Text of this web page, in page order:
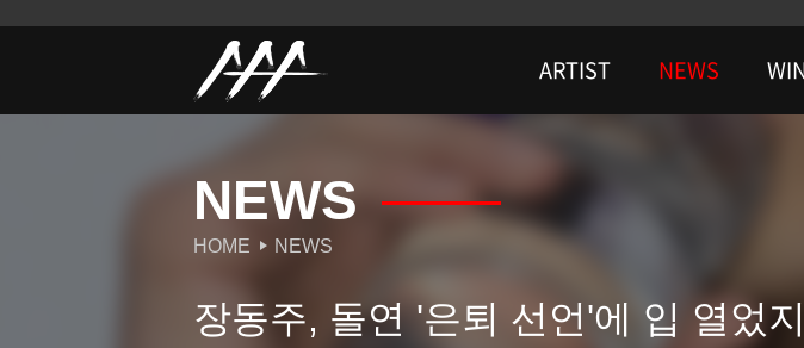
ARTIST NEWS
NEWS
HOME NEWS
장동주, 돌연 '은퇴 선언'에 입 열었